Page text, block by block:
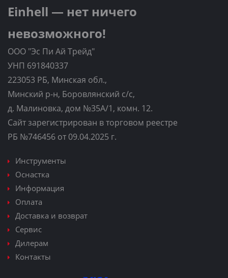
Einhell — нет ничего
невозможного!
ООО "Эс Пи Ай Трейд"
УНП 691840337
223053 РБ, Минская обл.,
Минский р-н, Боровлянский с/с,
д. Малиновка, дом №35A/1, комн. 12.
Сайт зарегистрирован в торговом реестре
РБ №746456 от 09.04.2025 г.
Инструменты
Оснастка
Информация
Оплата
Доставка и возврат
Сервис
Дилерам
Контакты